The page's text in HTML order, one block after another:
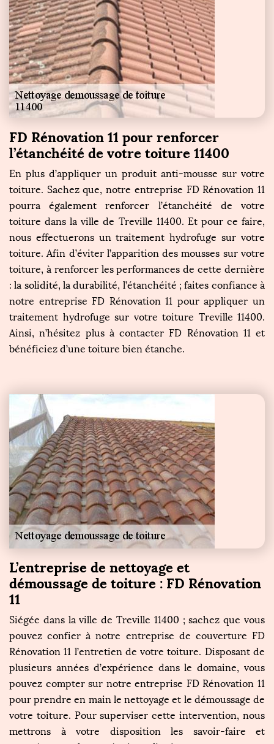
FD Rénovation 11 pour renforcer
l’étanchéité de votre toiture 11400
En plus d’appliquer un produit anti-mousse sur votre
toiture. Sachez que, notre entreprise FD Rénovation 11
pourra également renforcer l’étanchéité de votre
toiture dans la ville de Treville 11400. Et pour ce faire,
nous effectuerons un traitement hydrofuge sur votre
toiture. Afin d’éviter l’apparition des mousses sur votre
toiture, à renforcer les performances de cette dernière
: la solidité, la durabilité, l’étanchéité ; faites confiance à
notre entreprise FD Rénovation 11 pour appliquer un
traitement hydrofuge sur votre toiture Treville 11400.
Ainsi, n’hésitez plus à contacter FD Rénovation 11 et
bénéficiez d’une toiture bien étanche.
L’entreprise de nettoyage et
démoussage de toiture : FD Rénovation
11
Siégée dans la ville de Treville 11400 ; sachez que vous
pouvez confier à notre entreprise de couverture FD
Rénovation 11 l’entretien de votre toiture. Disposant de
plusieurs années d’expérience dans le domaine, vous
pouvez compter sur notre entreprise FD Rénovation 11
pour prendre en main le nettoyage et le démoussage de
votre toiture. Pour superviser cette intervention, nous
mettrons à votre disposition les savoir-faire et